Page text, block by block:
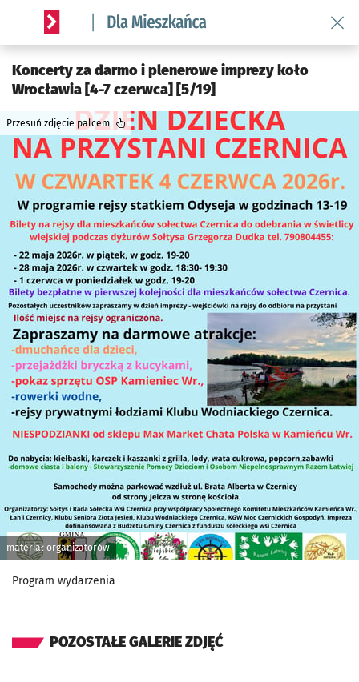
Serwis informacyjny wroclaw.pl podserwis: Dla mieszkańca
Koncerty za darmo i plenerowe imprezy koło
Wrocławia [4-7 czerwca] [5/19]
materiał organizatorów
Przesuń zdjęcie palcem
Program wydarzenia
POZOSTAŁE GALERIE ZDJĘĆ